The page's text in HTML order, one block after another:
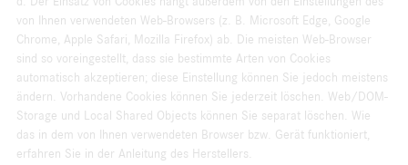
von Ihnen verwendeten Web-Browsers (z. B. Microsoft Edge, Google
Chrome, Apple Safari, Mozilla Firefox) ab. Die meisten Web-Browser
sind so voreingestellt, dass sie bestimmte Arten von Cookies
automatisch akzeptieren; diese Einstellung können Sie jedoch meistens
ändern. Vorhandene Cookies können Sie jederzeit löschen. Web/DOM-
Storage und Local Shared Objects können Sie separat löschen. Wie
das in dem von Ihnen verwendeten Browser bzw. Gerät funktioniert,
erfahren Sie in der Anleitung des Herstellers.